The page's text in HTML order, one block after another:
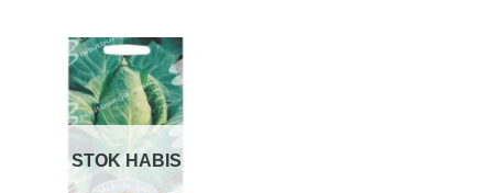
STOK HABIS